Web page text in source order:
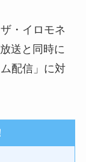
・イロモネ
送と同時に
配信」に対